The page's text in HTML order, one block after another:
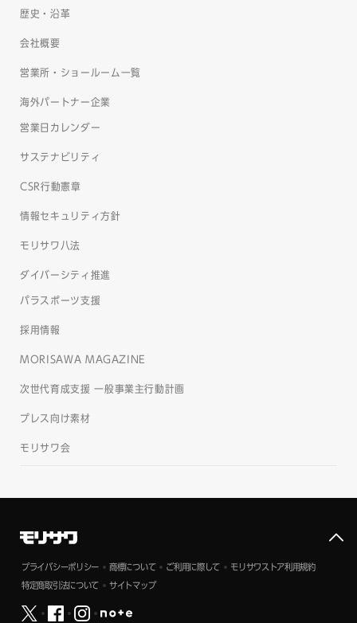
歴史・沿革
会社概要
営業所・ショールーム一覧
海外パートナー企業
営業日カレンダー
サステナビリティ
CSR行動憲章
情報セキュリティ方針
モリサワ八法
ダイバーシティ推進
パラスポーツ支援
採用情報
MORISAWA MAGAZINE
次世代育成支援 一般事業主行動計画
プレス向け素材
モリサワ会
プライバシーポリシー 商標について ご利用に際して モリサワストア利用規約
特定商取引法について サイトマップ